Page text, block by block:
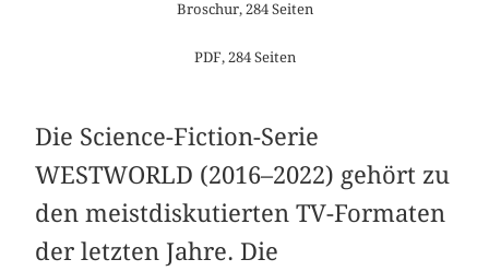
Broschur, 284 Seiten
PDF, 284 Seiten
Die Science-Fiction-Serie
WESTWORLD (2016–2022) gehört zu
den meistdiskutierten TV-Formaten
der letzten Jahre. Die